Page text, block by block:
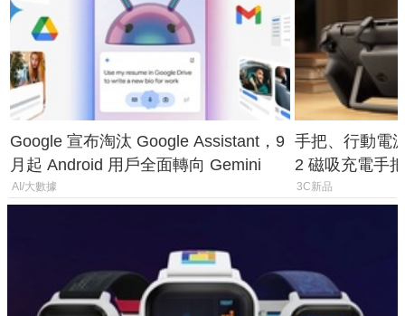
Google 宣布淘汰 Google Assistant，9
月起 Android 用戶全面轉向 Gemini
AI/大數據
手把、行動電
2 磁吸充電手
倍
3C新品